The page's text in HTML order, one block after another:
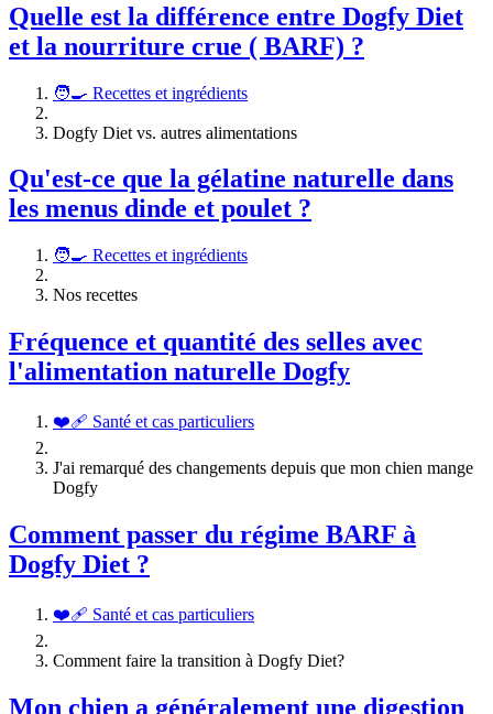
Quelle est la différence entre Dogfy Diet
et la nourriture crue ( BARF) ?
🧑‍🍳 Recettes et ingrédients
Dogfy Diet vs. autres alimentations
Qu'est-ce que la gélatine naturelle dans
les menus dinde et poulet ?
🧑‍🍳 Recettes et ingrédients
Nos recettes
Fréquence et quantité des selles avec
l'alimentation naturelle Dogfy
❤️‍🩹 Santé et cas particuliers
J'ai remarqué des changements depuis que mon chien mange
Dogfy
Comment passer du régime BARF à
Dogfy Diet ?
❤️‍🩹 Santé et cas particuliers
Comment faire la transition à Dogfy Diet?
Mon chien a généralement une digestion